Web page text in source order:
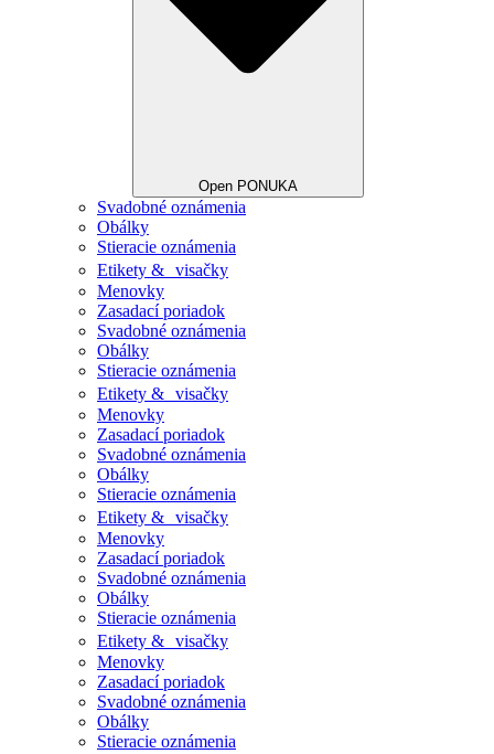
Open PONUKA
Svadobné oznámenia
Obálky
Stieracie oznámenia
Etikety & visačky
Menovky
Zasadací poriadok
Svadobné oznámenia
Obálky
Stieracie oznámenia
Etikety & visačky
Menovky
Zasadací poriadok
Svadobné oznámenia
Obálky
Stieracie oznámenia
Etikety & visačky
Menovky
Zasadací poriadok
Svadobné oznámenia
Obálky
Stieracie oznámenia
Etikety & visačky
Menovky
Zasadací poriadok
Svadobné oznámenia
Obálky
Stieracie oznámenia